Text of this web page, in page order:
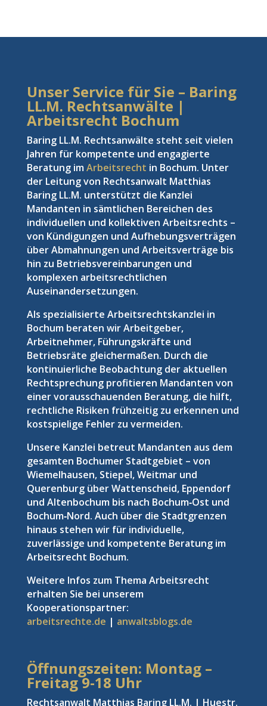
Unser Service für Sie – Baring
LL.M. Rechtsanwälte |
Arbeitsrecht Bochum
Baring LL.M. Rechtsanwälte steht seit vielen
Jahren für kompetente und engagierte
Beratung imArbeitsrecht in Bochum. Unter
der Leitung von Rechtsanwalt Matthias
Baring LL.M. unterstützt die Kanzlei
Mandanten in sämtlichen Bereichen des
individuellen und kollektiven Arbeitsrechts –
von Kündigungen und Aufhebungsverträgen
über Abmahnungen und Arbeitsverträge bis
hin zu Betriebsvereinbarungen und
komplexen arbeitsrechtlichen
Auseinandersetzungen.
Als spezialisierte Arbeitsrechtskanzlei in
Bochum beraten wir Arbeitgeber,
Arbeitnehmer, Führungskräfte und
Betriebsräte gleichermaßen. Durch die
kontinuierliche Beobachtung der aktuellen
Rechtsprechung profitieren Mandanten von
einer vorausschauenden Beratung, die hilft,
rechtliche Risiken frühzeitig zu erkennen und
kostspielige Fehler zu vermeiden.
Unsere Kanzlei betreut Mandanten aus dem
gesamten Bochumer Stadtgebiet – von
Wiemelhausen, Stiepel, Weitmar und
Querenburg über Wattenscheid, Eppendorf
und Altenbochum bis nach Bochum‑Ost und
Bochum‑Nord. Auch über die Stadtgrenzen
hinaus stehen wir für individuelle,
zuverlässige und kompetente Beratung im
Arbeitsrecht Bochum.
Weitere Infos zum Thema Arbeitsrecht
erhalten Sie bei unserem
Kooperationspartner:
arbeitsrechte.de | anwaltsblogs.de
Öffnungszeiten: Montag –
Freitag9-18 Uhr
Rechtsanwalt Matthias Baring LL.M. | Huestr.